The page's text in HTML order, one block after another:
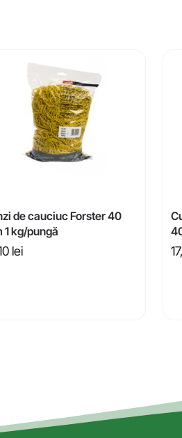
de cauciuc Forster 40
1 kg/pungă
lei